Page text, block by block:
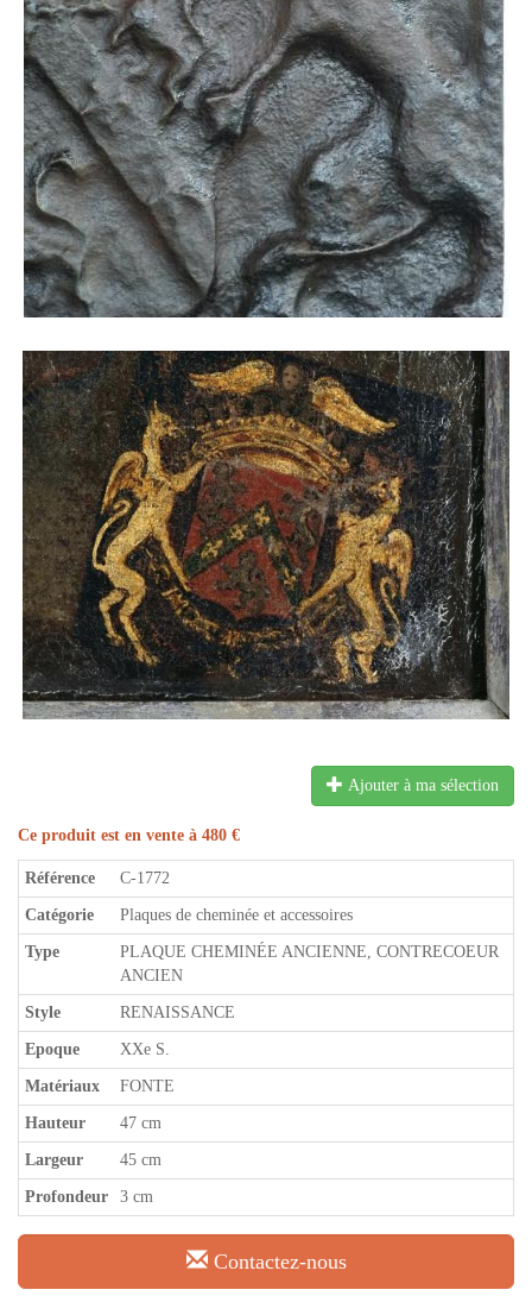
Ajouter à ma sélection
Ce produit est en vente à 480 €
Référence C-1772
Catégorie Plaques de cheminée et accessoires
Type
PLAQUE CHEMINÉE ANCIENNE, CONTRECOEUR
ANCIEN
Style RENAISSANCE
Epoque XXe S.
Matériaux FONTE
Hauteur 47 cm
Largeur 45 cm
Profondeur 3 cm
Contactez-nous